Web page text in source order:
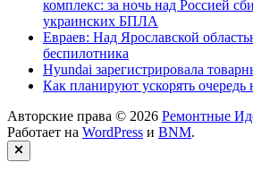
комплекс: за ночь над Россией
украинских БПЛА
Евраев: Над Ярославской
беспилотника
Hyundai зарегистрировала
Как планируют ускорять очередь
Авторские права © 2026 Ремонтные
Работает на WordPress и BNM.
Закрыть